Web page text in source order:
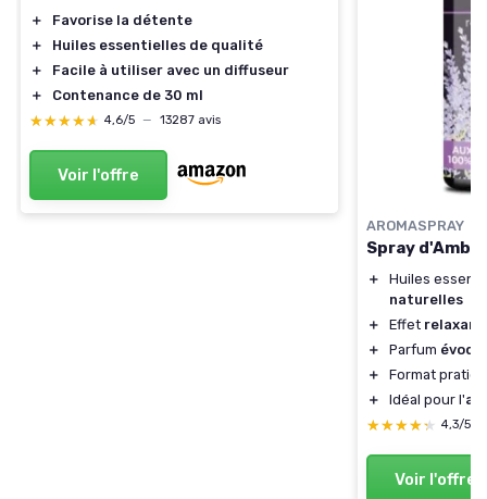
＋
Favorise la détente
＋
Huiles essentielles de qualité
＋
Facile à utiliser avec un diffuseur
＋
Contenance de 30 ml
★★★★★
★★★★★ 4,6/5 — 13287 avis
Voir l'offre
AROMASPRAY
Spray
＋
Huiles
naturelles
＋
Effet relaxant
＋
Parfum
＋
Format
＋
Idéal pour l'
★★★★★
★★★★★ 4,3/5
Voir l'offre